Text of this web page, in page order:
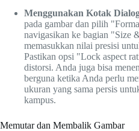
Menggunakan Kotak
pada gambar dan pilih
navigasikan ke bagian "Size
memasukkan nilai presisi
Pastikan opsi "Lock aspect
distorsi. Anda juga bisa
berguna ketika Anda perlu
ukuran yang sama persis
kampus.
Memutar dan Membalik Gambar